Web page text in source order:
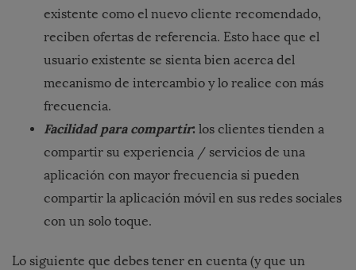
existente como el nuevo cliente recomendado,
reciben ofertas de referencia. Esto hace que el
usuario existente se sienta bien acerca del
mecanismo de intercambio y lo realice con más
frecuencia.
Facilidad para compartir: los clientes tienden a
compartir su experiencia / servicios de una
aplicación con mayor frecuencia si pueden
compartir la aplicación móvil en sus redes sociales
con un solo toque.
Lo siguiente que debes tener en cuenta (y que un